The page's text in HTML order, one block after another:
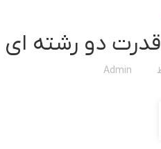
دو رشته
Admin